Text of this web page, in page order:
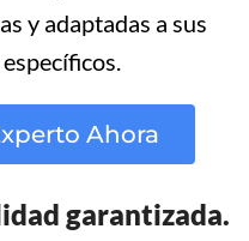
y adaptadas a sus
Ahora
garantizada.